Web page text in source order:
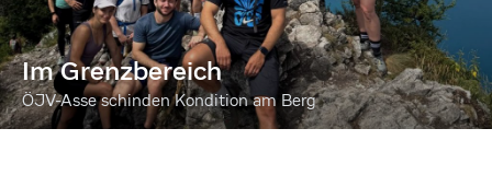
Im Grenzbereich
ÖJV-Asse schinden Kondition am Berg